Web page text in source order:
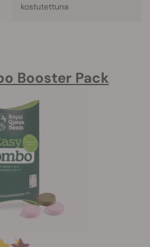
kostutettuna
Booster Pack